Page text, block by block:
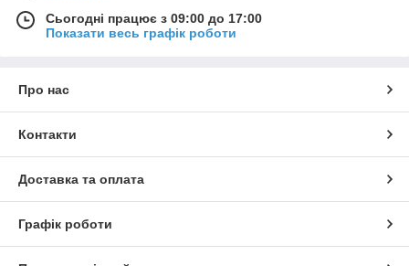
Сьогодні працює з 09:00 до 17:00
Показати весь графік роботи
Про нас
Контакти
Доставка та оплата
Графік роботи